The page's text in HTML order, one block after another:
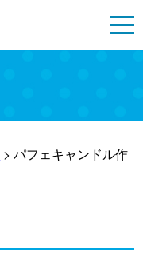
> パフェキャンドル作